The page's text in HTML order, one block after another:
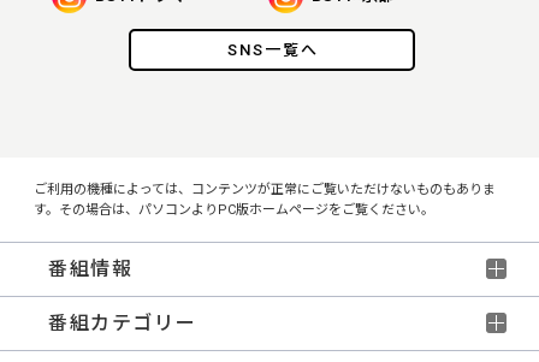
SNS一覧へ
ご利用の機種によっては、コンテンツが正常にご覧いただけないものもありま
す。その場合は、パソコンよりPC版ホームページをご覧ください。
番組情報
番組カテゴリー